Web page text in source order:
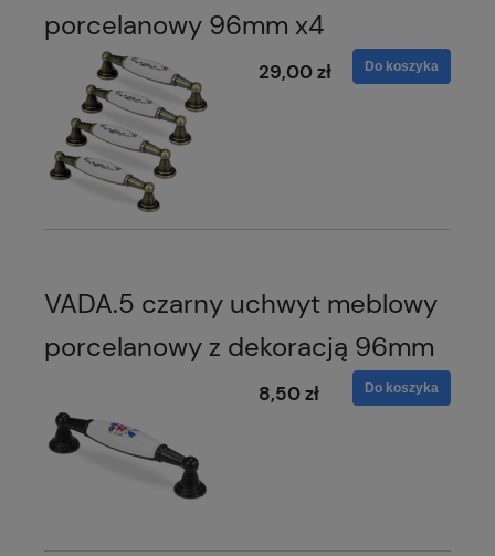
porcelanowy 96mm x4
29,00 zł Do koszyka
VADA.5 czarny uchwyt meblowy
porcelanowy z dekoracją 96mm
8,50 zł Do koszyka